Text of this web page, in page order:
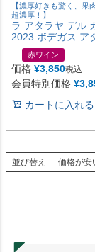
【濃厚好きも驚く、果
超濃厚！】
ラ アタラヤ デル
2023 ボデガス ア
赤ワイン
価格 ¥3,850税込
会員特別価格 ¥
カートに入れる
並び替え 価格が安